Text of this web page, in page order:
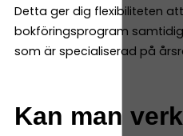
Detta ger dig flexibiliteten
bokföringsprogram
som är specialiserad på
Kan man